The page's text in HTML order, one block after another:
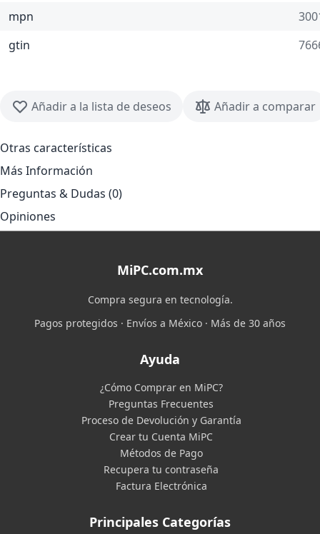
mpn
gtin
Añadir a la lista de deseos Añadir a comparar
Otras características
Más Información
Preguntas & Dudas (0)
Opiniones
MiPC.com.mx
Compra segura en tecnología.
Pagos protegidos · Envíos a México · Más de 30 años
Ayuda
¿Cómo Comprar en MiPC?
Preguntas Frecuentes
Proceso de Devolución y Garantía
Crear tu Cuenta MiPC
Métodos de Pago
Recupera tu contraseña
Factura Electrónica
Principales Categorías